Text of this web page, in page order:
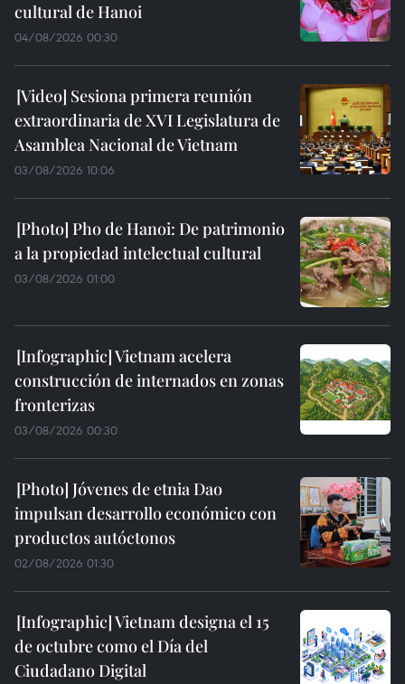
cultural de Hanoi
04/08/2026 00:30
Sesiona primera reunión
extraordinaria de XVI Legislatura de
Asamblea Nacional de Vietnam
03/08/2026 10:06
Pho de Hanoi: De patrimonio
a la propiedad intelectual cultural
03/08/2026 01:00
Vietnam acelera
construcción de internados en zonas
fronterizas
03/08/2026 00:30
Jóvenes de etnia Dao
impulsan desarrollo económico con
productos autóctonos
02/08/2026 01:30
Vietnam designa el 15
de octubre como el Día del
Ciudadano Digital